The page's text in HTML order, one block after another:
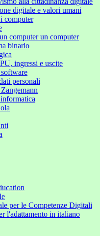
digitale e valori umani
computer
computer un computer
binario
ingressi e uscite
personali
per le Competenze Digitali
l'adattamento in italiano